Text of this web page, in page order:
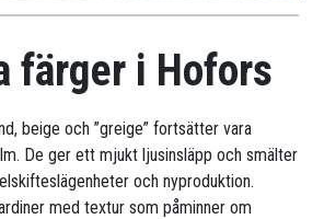
färger i Hofors
beige och ”greige” fortsätter vara
De ger ett mjukt ljusinsläpp och smälter
och nyproduktion.
med textur som påminner om